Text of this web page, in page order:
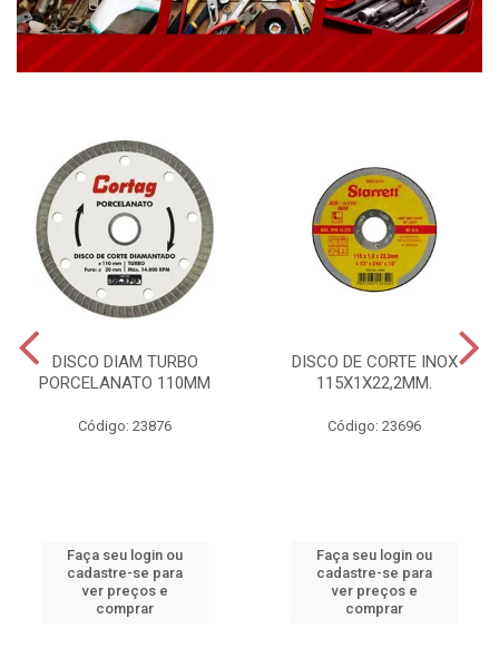
DISCO DIAM TURBO
PORCELANATO 110MM
Código: 23876
Faça seu login ou
cadastre-se para
ver preços e
comprar
DISCO DE CORTE INOX
115X1X22,2MM.
Código: 23696
Faça seu login ou
cadastre-se para
ver preços e
comprar